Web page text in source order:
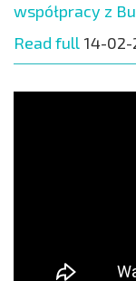
współpracy z
Read full 14-02-